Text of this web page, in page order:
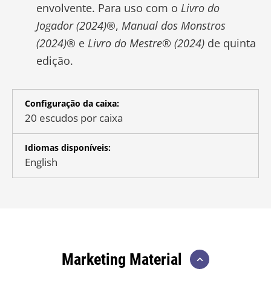
envolvente. Para uso com o Livro do
Jogador (2024)®, Manual dos Monstros
(2024)® e Livro do Mestre® (2024) de quinta
edição.
Configuração da caixa:
20 escudos por caixa
Idiomas disponíveis:
English
Marketing Material